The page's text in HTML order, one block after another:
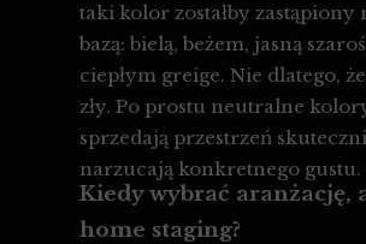
Kiedy wybrać aranżację,
home staging?
taki kolor zostałby zastąpiony
bazą: bielą, beżem, jasną
ciepłym greige. Nie dlatego,
zły. Po prostu neutralne
sprzedają przestrzeń
narzucają konkretnego gustu.